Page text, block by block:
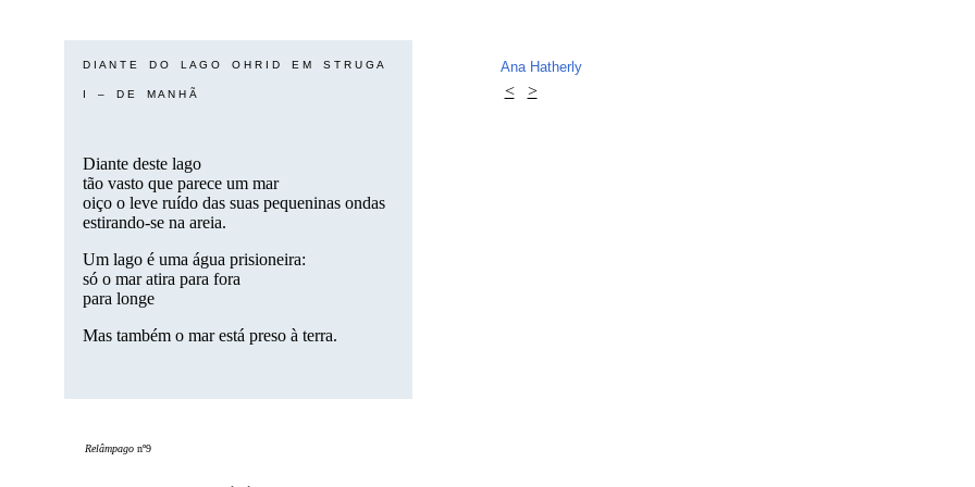
D I A N T E D O L A G OO O H R I D E M S T R U G A
I – D E M A N H Ã
Diante deste lago
tão vasto que parece um mar
oiço o leve ruído das suas pequeninas ondas
estirando-se na areia.
Um lago é uma água prisioneira:
só o mar atira para fora
para longe
Mas também o mar está preso à terra.
Ana Hatherly
< >
Relâmpagonº9